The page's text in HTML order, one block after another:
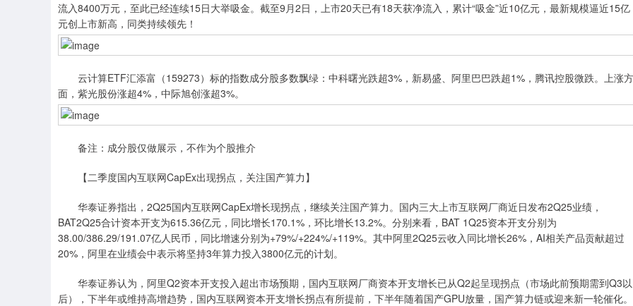
流入8400万元，至此已经连续15日大举吸金。截至9月2日，上市20天已有18天获净流入，累计“吸金”近10亿元，最新规模逼近15亿
元创上市新高，同类持续领先！
云计算ETF汇添富（159273）标的指数成分股多数飘绿：中科曙光跌超3%，新易盛、阿里巴巴跌超1%，腾讯控股微跌。上涨方
面，紫光股份涨超4%，中际旭创涨超3%。
备注：成分股仅做展示，不作为个股推介
【二季度国内互联网CapEx出现拐点，关注国产算力】
华泰证券指出，2Q25国内互联网CapEx增长现拐点，继续关注国产算力。国内三大上市互联网厂商近日发布2Q25业绩，
BAT2Q25合计资本开支为615.36亿元，同比增长170.1%，环比增长13.2%。分别来看，BAT 1Q25资本开支分别为
38.00/386.29/191.07亿人民币，同比增速分别为+79%/+224%/+119%。其中阿里2Q25云收入同比增长26%，AI相关产品贡献超过
20%，阿里在业绩会中表示将坚持3年算力投入3800亿元的计划。
华泰证券认为，阿里Q2资本开支投入超出市场预期，国内互联网厂商资本开支增长已从Q2起呈现拐点（市场此前预期需到Q3以
后），下半年或维持高增趋势，国内互联网资本开支增长拐点有所提前，下半年随着国产GPU放量，国产算力链或迎来新一轮催化。